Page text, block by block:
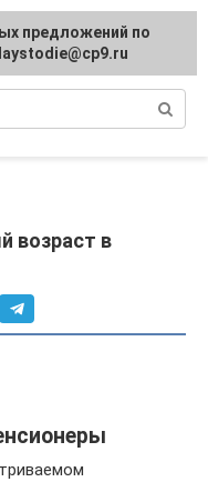
и инфо
возраст в
предложений по